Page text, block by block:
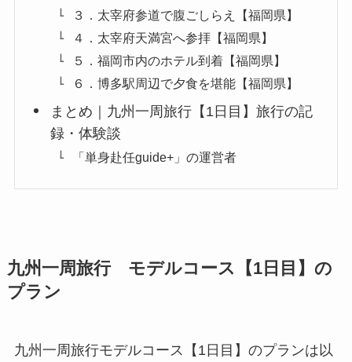
３．太宰府参道で腹ごしらえ【福岡県】
４．太宰府天満宮へ参拝【福岡県】
５．福岡市内のホテル到着【福岡県】
６．博多駅周辺で夕食を堪能【福岡県】
まとめ｜九州一周旅行【1日目】旅行の記
録・体験談
「単身赴任guide+」の運営者
九州一周旅行 モデルコース【1日目】の
プラン
九州一周旅行モデルコース【1日目】のプランは以